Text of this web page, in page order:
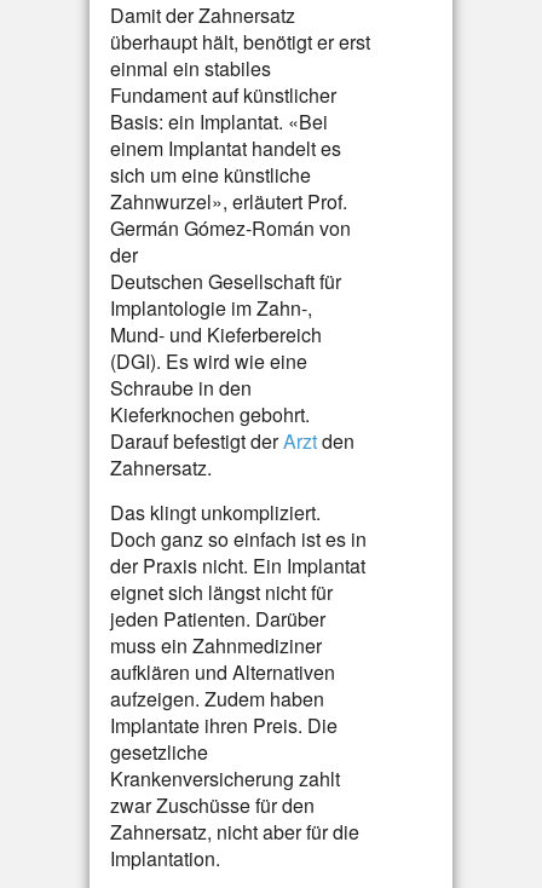
Damit der Zahnersatz
überhaupt hält, benötigt er erst
einmal ein stabiles
Fundament auf künstlicher
Basis: ein Implantat. «Bei
einem Implantat handelt es
sich um eine künstliche
Zahnwurzel», erläutert Prof.
Germán Gómez-Román von
der
Deutschen Gesellschaft für
Implantologie im Zahn-,
Mund- und Kieferbereich
(DGI). Es wird wie eine
Schraube in den
Kieferknochen gebohrt.
Darauf befestigt derArztden
Zahnersatz.
Das klingt unkompliziert.
Doch ganz so einfach ist es in
der Praxis nicht. Ein Implantat
eignet sich längst nicht für
jeden Patienten. Darüber
muss ein Zahnmediziner
aufklären und Alternativen
aufzeigen. Zudem haben
Implantate ihren Preis. Die
gesetzliche
Krankenversicherung zahlt
zwar Zuschüsse für den
Zahnersatz, nicht aber für die
Implantation.